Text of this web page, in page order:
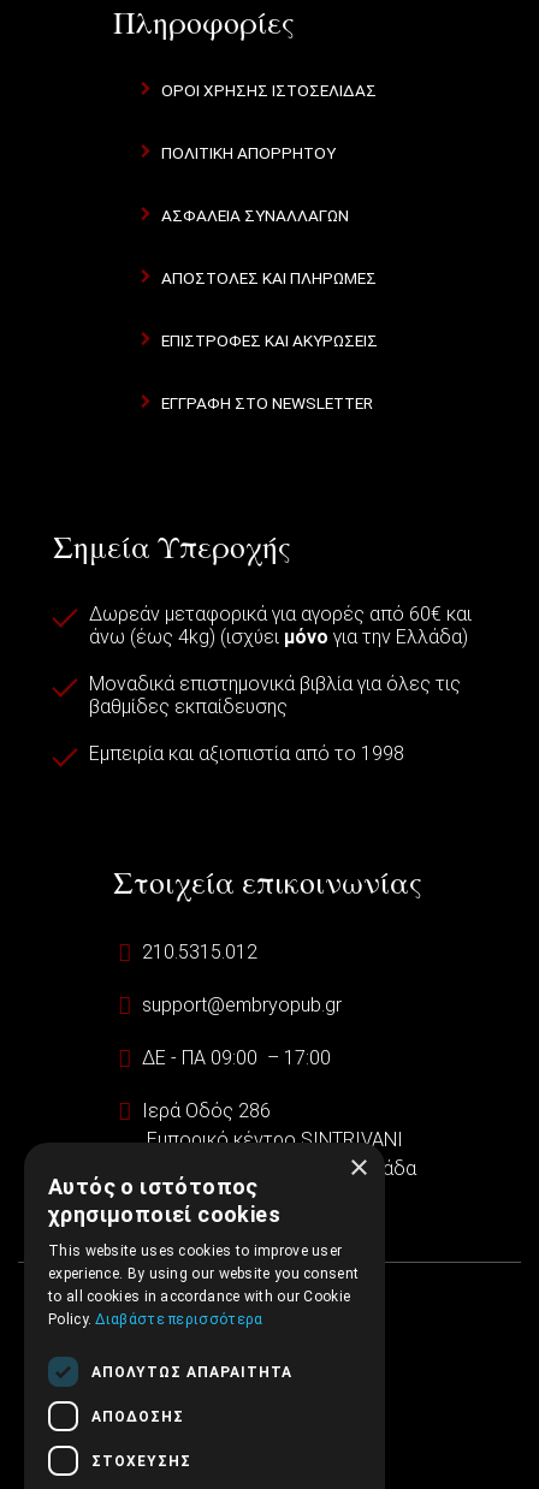
Πληροφορίες
ΟΡΟΙ ΧΡΗΣΗΣ ΙΣΤΟΣΕΛΙΔΑΣ
ΠΟΛΙΤΙΚΗ ΑΠΟΡΡΗΤΟΥ
ΑΣΦΑΛΕΙΑ ΣΥΝΑΛΛΑΓΩΝ
ΑΠΟΣΤΟΛΕΣ ΚΑΙ ΠΛΗΡΩΜΕΣ
ΕΠΙΣΤΡΟΦΕΣ ΚΑΙ ΑΚΥΡΩΣΕΙΣ
ΕΓΓΡΑΦΗ ΣΤΟ NEWSLETTER
Σημεία Υπεροχής
Δωρεάν μεταφορικά για αγορές από 60€ και
άνω (έως 4kg) (ισχύει μόνο για την Ελλάδα)
Μοναδικά επιστημονικά βιβλία για όλες τις
βαθμίδες εκπαίδευσης
Εμπειρία και αξιοπιστία από το 1998
Στοιχεία επικοινωνίας
210.5315.012
support@embryopub.gr
ΔΕ - ΠΑ 09:00 – 17:00
Ιερά Οδός 286
Εμπορικό κέντρο SINTRIVANI
122 43 Αιγάλεω Αθήνα, Ελλάδα
×
Αυτός ο ιστότοπος
χρησιμοποιεί cookies
This website uses cookies to improve user
experience. By using our website you consent
to all cookies in accordance with our Cookie
Policy.Διαβάστε περισσότερα
ΑΠΟΛΎΤΩΣ ΑΠΑΡΑΊΤΗΤΑ
ΑΠΌΔΟΣΗΣ
ΣΤΌΧΕΥΣΗΣ